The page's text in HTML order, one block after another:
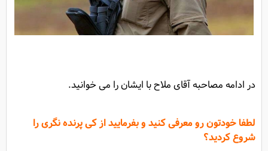
در ادامه مصاحبه آقای ملاح با ایشان را می خوانید.
لطفا خودتون رو معرفی کنید و بفرمایید از کی پرنده نگری را
شروع کردید؟